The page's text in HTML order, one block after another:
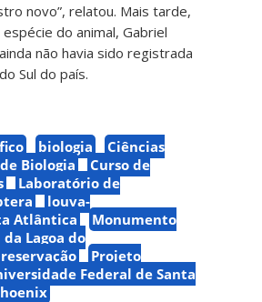
novo”, relatou. Mais tarde,
do animal, Gabriel
não havia sido registrada
Sul do país.
biologia
Ciências
Biologia
Curso de
Laboratório de
louva-
Atlântica
Monumento
Lagoa do
Projeto
Federal de Santa